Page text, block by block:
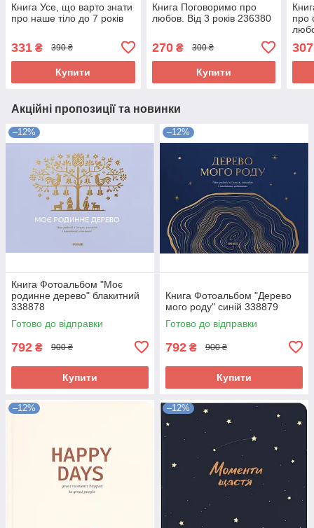
Книга Усе, що варто знати
про наше тіло до 7 років
331 ₴ 390 ₴
Купити
Книга Поговоримо про
любов. Від 3 років 236380
270₴ 300 ₴
Купити
про
307
Акційні пропозиції та новинки
–12%
Книга Фотоальбом "Моє
родинне дерево" блакитний
338878
Готово до відправки
792 ₴ 900 ₴
Купити
–12%
Книга Фотоальбом "Дерево
мого роду" синій 338879
Готово до відправки
792 ₴ 900 ₴
Купити
–12% –12%